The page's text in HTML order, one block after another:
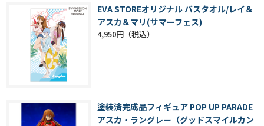
EVA STOREオリジナル バスタオル/レイ＆
アスカ＆マリ(サマーフェス)
4,950円
塗装済完成品フィギュア POP UP PARADE
アスカ・ラングレー（グッドスマイルカン